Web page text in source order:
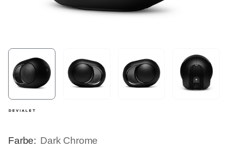
Farbe: Dark Chrome